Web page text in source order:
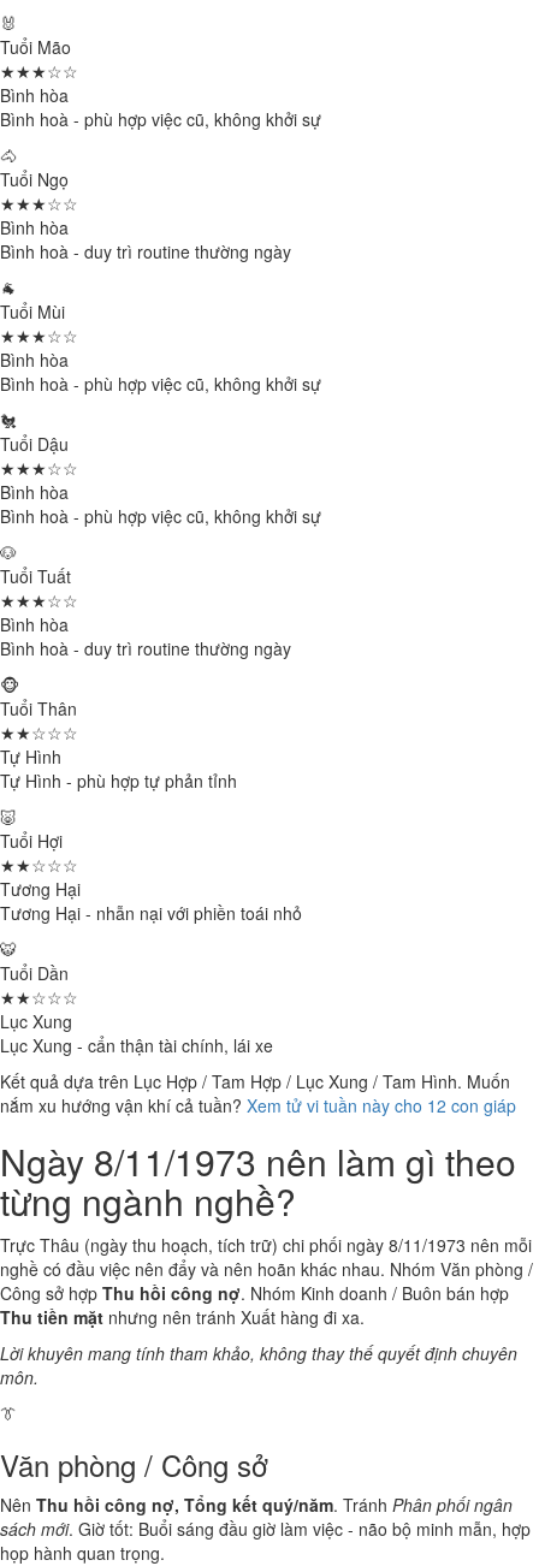
🐰
Tuổi Mão
★★★☆☆
Bình hòa
Bình hoà - phù hợp việc cũ, không khởi sự
🐴
Tuổi Ngọ
★★★☆☆
Bình hòa
Bình hoà - duy trì routine thường ngày
🐐
Tuổi Mùi
★★★☆☆
Bình hòa
Bình hoà - phù hợp việc cũ, không khởi sự
🐔
Tuổi Dậu
★★★☆☆
Bình hòa
Bình hoà - phù hợp việc cũ, không khởi sự
🐶
Tuổi Tuất
★★★☆☆
Bình hòa
Bình hoà - duy trì routine thường ngày
🐵
Tuổi Thân
★★☆☆☆
Tự Hình
Tự Hình - phù hợp tự phản tỉnh
🐷
Tuổi Hợi
★★☆☆☆
Tương Hại
Tương Hại - nhẫn nại với phiền toái nhỏ
🐯
Tuổi Dần
★★☆☆☆
Lục Xung
Lục Xung - cẩn thận tài chính, lái xe
Kết quả dựa trên Lục Hợp / Tam Hợp / Lục Xung / Tam Hình. Muốn
nắm xu hướng vận khí cả tuần? Xem tử vi tuần này cho 12 con giáp
Ngày 8/11/1973 nên làm gì theo
từng ngành nghề?
Trực Thâu (ngày thu hoạch, tích trữ) chi phối ngày 8/11/1973 nên mỗi
nghề có đầu việc nên đẩy và nên hoãn khác nhau. Nhóm Văn phòng /
Công sở hợp Thu hồi công nợ. Nhóm Kinh doanh / Buôn bán hợp
Thu tiền mặt nhưng nên tránh Xuất hàng đi xa.
Lời khuyên mang tính tham khảo, không thay thế quyết định chuyên
môn.
👔
Văn phòng / Công sở
Nên Thu hồi công nợ, Tổng kết quý/năm. Tránh Phân phối ngân
sách mới. Giờ tốt: Buổi sáng đầu giờ làm việc - não bộ minh mẫn, hợp
họp hành quan trọng.